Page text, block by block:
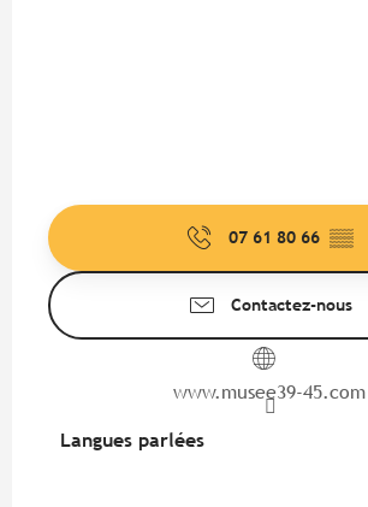
07 61 80 66 ▒▒
Contactez-nous
www.musee39-45.com
Langues parlées
Langues parlées